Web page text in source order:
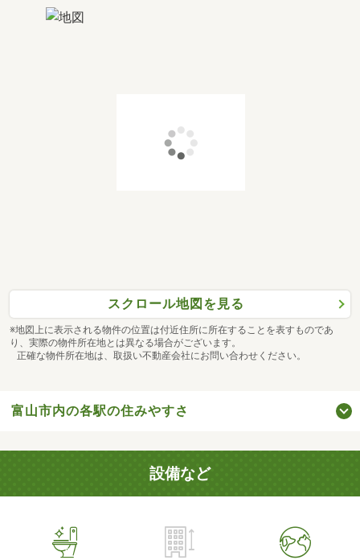
スクロール地図を見る
※地図上に表示される物件の位置は付近住所に所在することを表すものであ
り、実際の物件所在地とは異なる場合がございます。
正確な物件所在地は、取扱い不動産会社にお問い合わせください。
富山市内の各駅の住みやすさ
設備など